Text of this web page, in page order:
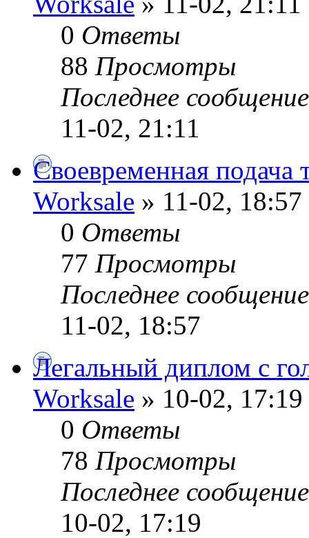
0 Ответы
88 Просмотры
Последнее
11-02, 21:11
Своевременная подача
Worksale » 11-02, 18:57
0 Ответы
77 Просмотры
Последнее
11-02, 18:57
Легальный диплом с
Worksale » 10-02, 17:19
0 Ответы
78 Просмотры
Последнее
10-02, 17:19